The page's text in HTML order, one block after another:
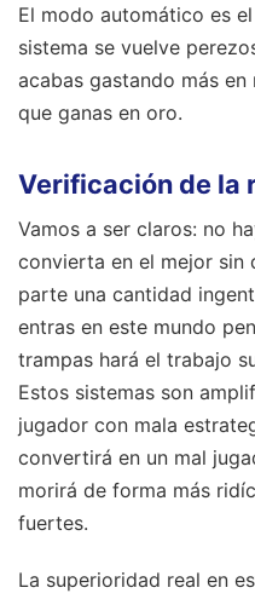
El modo automático es
sistema se vuelve
acabas gastando más
que ganas en oro.
Verificación de la
Vamos a ser claros: no
convierta en el mejor sin
parte una cantidad
entras en este mundo
trampas hará el trabajo
Estos sistemas son
jugador con mala
convertirá en un mal
morirá de forma más
fuertes.
La superioridad real en